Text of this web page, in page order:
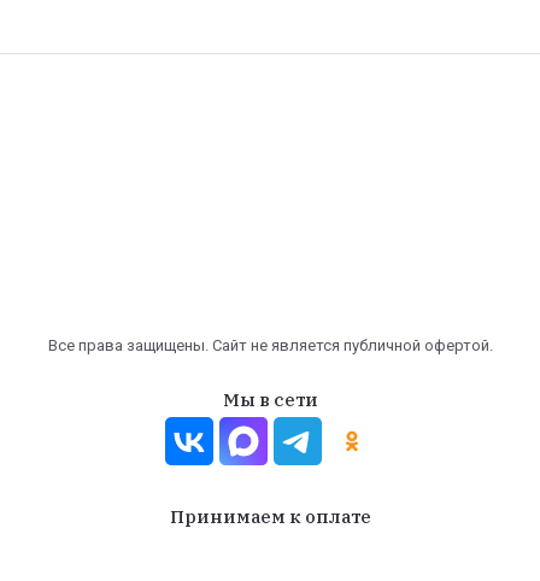
Все права защищены. Сайт не является публичной офертой.
Мы в сети
Принимаем к оплате